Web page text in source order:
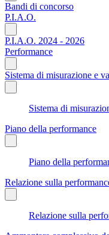
Bandi di concorso
P.I.A.O.
P.I.A.O. 2024 - 2026
Performance
Sistema di misurazione e
Sistema di
Piano della performance
Piano della
Relazione sulla
Relazione sulla